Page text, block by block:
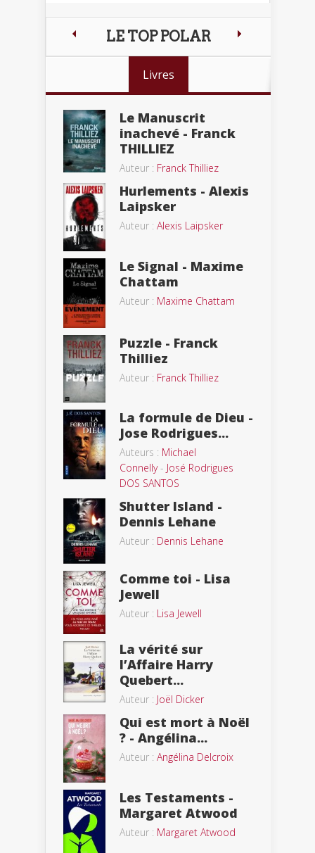
LE TOP POLAR
Livres
Le Manuscrit
inachevé - Franck
THILLIEZ
Auteur : Franck Thilliez
Hurlements - Alexis
Laipsker
Auteur : Alexis Laipsker
Le Signal - Maxime
Chattam
Auteur : Maxime Chattam
Puzzle - Franck
Thilliez
Auteur : Franck Thilliez
La formule de Dieu -
Jose Rodrigues...
Auteurs : Michael
Connelly- José Rodrigues
DOS SANTOS
Shutter Island -
Dennis Lehane
Auteur : Dennis Lehane
Comme toi - Lisa
Jewell
Auteur : Lisa Jewell
La vérité sur
l’Affaire Harry
Quebert...
Auteur : Joël Dicker
Qui est mort à Noël
? - Angélina...
Auteur : Angélina Delcroix
Les Testaments -
Margaret Atwood
Auteur : Margaret Atwood